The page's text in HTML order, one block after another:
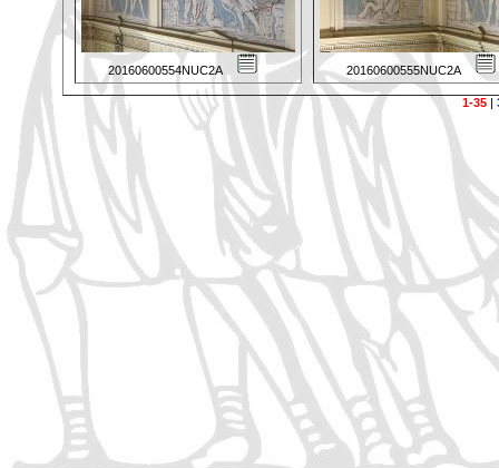
20160600554NUC2A 20160600555NUC2A
1-35|